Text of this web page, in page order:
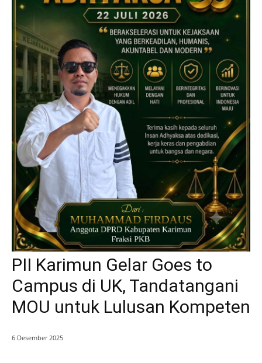
PII Karimun Gelar Goes to
Campus di UK, Tandatangani
MOU untuk Lulusan Kompeten
6 Desember 2025